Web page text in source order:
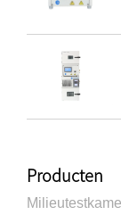
Producten